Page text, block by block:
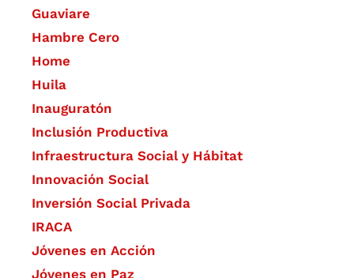
Guaviare
Hambre Cero
Home
Huila
Inauguratón
Inclusión Productiva
Infraestructura Social y Hábitat
​Innovación Social
Inversión Social Privada
IRACA
Jóvenes en Acción
Jóvenes en Paz